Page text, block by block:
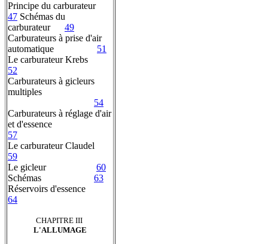
Principe du carburateur
47 Schémas du
carburateur 49
Carburateurs à prise d'air
automatique 51
Le carburateur Krebs
52
Carburateurs à gicleurs
multiples
54
Carburateurs à réglage d'air
et d'essence
57
Le carburateur Claudel
59
Le gicleur 60
Schémas 63
Réservoirs d'essence
64
CHAPITRE III
L'ALLUMAGE